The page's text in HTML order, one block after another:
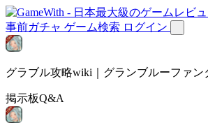
事前ガチャ ゲーム検索 ログイン
グラブル攻略wiki｜グランブルーファン
掲示板Q&A